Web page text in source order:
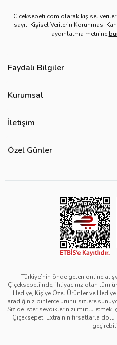
Ciceksepeti.com olarak kişisel
sayılı Kişisel Verilerin Korunması
aydınlatma metnine
Faydalı Bilgiler
Çiçek Anlamları
Mevsimlere Göre Çiçekler
Ürün Sıralama Kriterleri
Teslimat İpuçları
Sipariş Güncelleme Süreçleri
Kurumsal
Ürün Güvenliği
Reklamlarımız
Kampanya Detayları
Duyarlı Pazarlama Hareketi
Bilgi Toplumu Hizmetleri
Çiçeksepeti Üyelik Sözleşmesi
Mesafeli Satış Sözleşmesi -
Mesafeli Satış Sözleşmesi -
Çerez Politikası
İletişim
Çiçeksepeti Pazaryeri Kolaylıkları
Ödeme Seçenekleri
Özel Günler
Anneler Günü Hediyeleri
Babalar Günü Hediyeleri
Öğretmenler Günü Hediyeleri
Yılbaşı Hediyeleri
Black Friday
Tıp Bayramı Hediyeleri
Avukatlar Günü Hediyeleri
Hemşireler Günü Hediyeleri
Türkiye’nin önde gelen online
Çiçeksepeti’nde, ihtiyacınız olan
Hediye, Kişiye Özel Ürünler ve
aradığınız binlerce ürünü sizlere
Siz de ister sevdiklerinizi mutlu etmek
Çiçeksepeti Extra’nın fırsatlarla